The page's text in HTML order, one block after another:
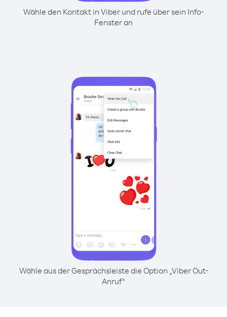
Wähle den Kontakt in Viber und rufe über sein Info-
Fenster an
Wähle aus der Gesprächsleiste die Option „Viber Out-
Anruf“